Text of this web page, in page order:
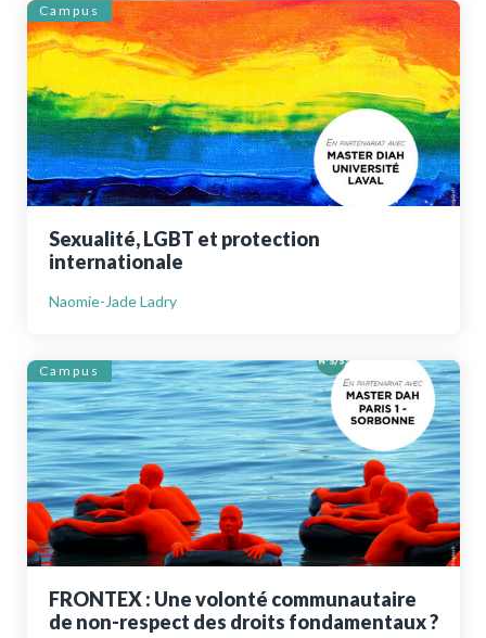
Campus
Sexualité, LGBT et protection
internationale
Naomie-Jade Ladry
Campus
FRONTEX : Une volonté communautaire
de non-respect des droits fondamentaux ?